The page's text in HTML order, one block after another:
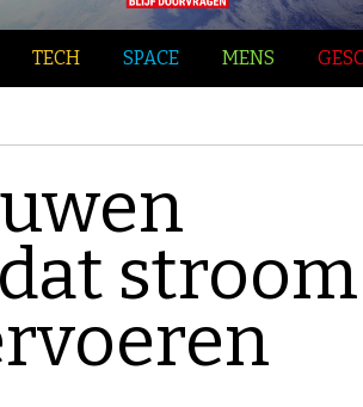
TECH SPACE MENS
stroom